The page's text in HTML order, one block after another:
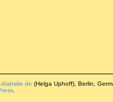
(Helga Uphoff), Berlin,
.